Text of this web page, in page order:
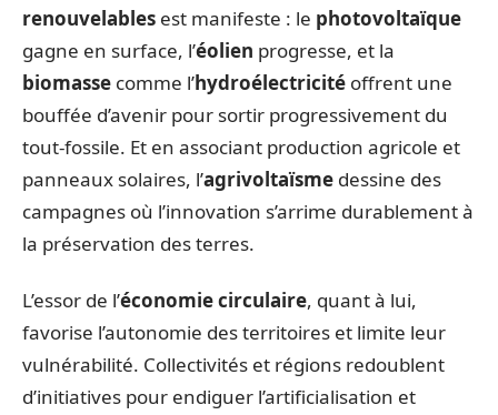
renouvelables est manifeste : le photovoltaïque
gagne en surface, l’éolien progresse, et la
biomasse comme l’hydroélectricité offrent une
bouffée d’avenir pour sortir progressivement du
tout-fossile. Et en associant production agricole et
panneaux solaires, l’agrivoltaïsme dessine des
campagnes où l’innovation s’arrime durablement à
la préservation des terres.
L’essor de l’économie circulaire, quant à lui,
favorise l’autonomie des territoires et limite leur
vulnérabilité. Collectivités et régions redoublent
d’initiatives pour endiguer l’artificialisation et